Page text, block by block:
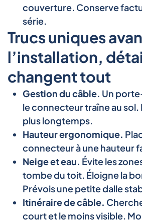
couverture. Conserve
série.
Trucs uniques
l’installation,
changent tout
Gestion du câble. Un
le connecteur traîne au sol.
plus longtemps.
Hauteur ergonomique.
connecteur à une hauteur
Neige et eau. Évite les
tombe du toit. Éloigne la
Prévois une petite dalle
Itinéraire de câble.
court et le moins visible.